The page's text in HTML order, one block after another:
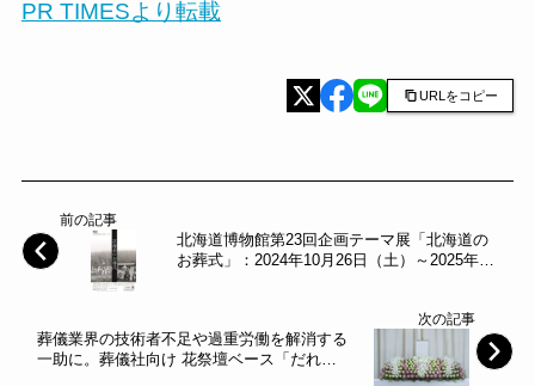
PR TIMESより転載
URLをコピー
前の記事
北海道博物館第23回企画テーマ展「北海道の
お葬式」：2024年10月26日（土）～2025年1
次の記事
葬儀業界の技術者不足や過重労働を解消する
一助に。葬儀社向け 花祭壇ベース「だれ